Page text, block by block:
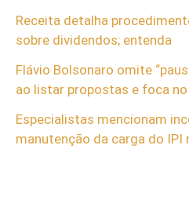
Receita detalha
sobre dividendos; entenda
Flávio Bolsonaro omite
ao listar propostas e foca
Especialistas mencionam
manutenção da carga do IPI